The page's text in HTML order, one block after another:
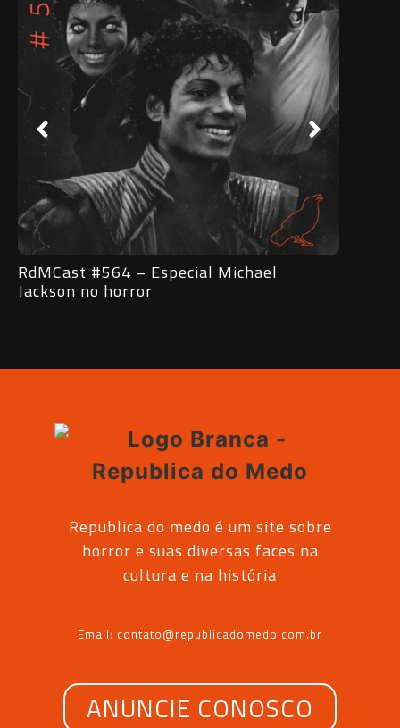
– Especial Michael
horror
RdMCast #563 –
Republica do medo é um site sobre
horror e suas diversas faces na
cultura e na história
Email: contato@republicadomedo.com.br
ANUNCIE CONOSCO